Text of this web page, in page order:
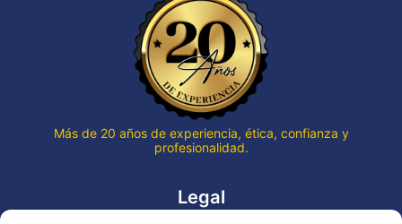
Más de 20 años de experiencia, ética, confianza y
profesionalidad.
Legal